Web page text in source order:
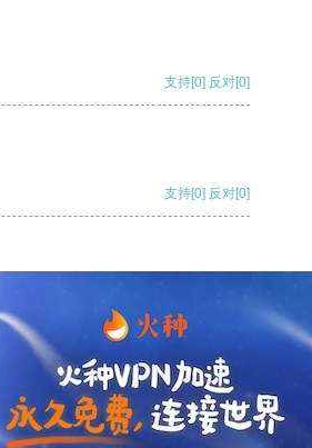
支持[0] 反对[0]
支持[0] 反对[0]
支持 [0] 反对[0]